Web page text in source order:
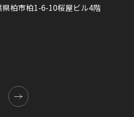
県柏市柏1-6-10桜屋ビル4階